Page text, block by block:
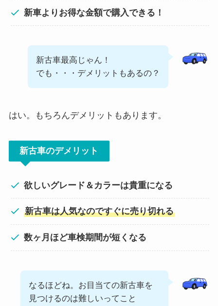
新車よりお得な金額で購入できる！
新古車最高じゃん！
でも・・・デメリットもあるの？
はい。もちろんデメリットもあります。
新古車のデメリット
欲しいグレード＆カラーは貴重になる
新古車は人気なのですぐに売り切れる
数ヶ月ほど車検期間が短くなる
なるほどね。お目当ての新古車を
見つけるのは難しいってこと